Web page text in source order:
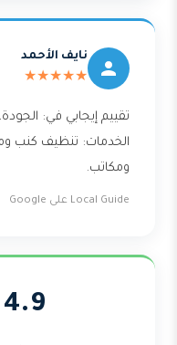
نايف الأحمد
★★★★★
تقييم إيجابي في:
الخدمات: تنظيف كنب
ومكاتب.
Local Guide على Google
4.9 من 5